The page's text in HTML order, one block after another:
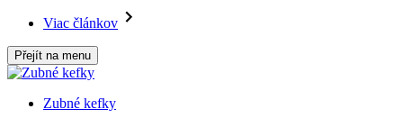
Viac článkov
Přejít na menu
Zubné kefky